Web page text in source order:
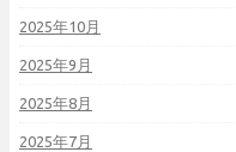
2025年10月
2025年9月
2025年8月
2025年7月